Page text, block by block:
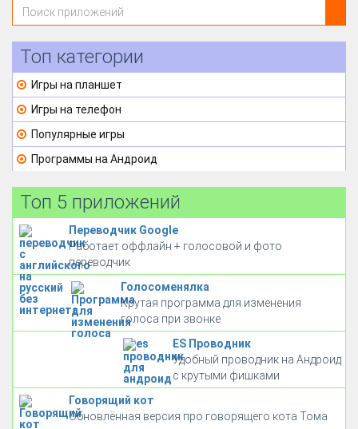
Топ категории
Игры на планшет
Игры на телефон
Популярные игры
Программы на Андроид
Топ 5 приложений
Переводчик Google
Работает оффлайн + голосовой и фото
переводчик
Голосоменялка
Крутая программа для изменения
голоса при звонке
ES Проводник
Удобный проводник на Андроид
с крутыми фишками
Говорящий кот
Обновлённая версия про говорящего кота Тома